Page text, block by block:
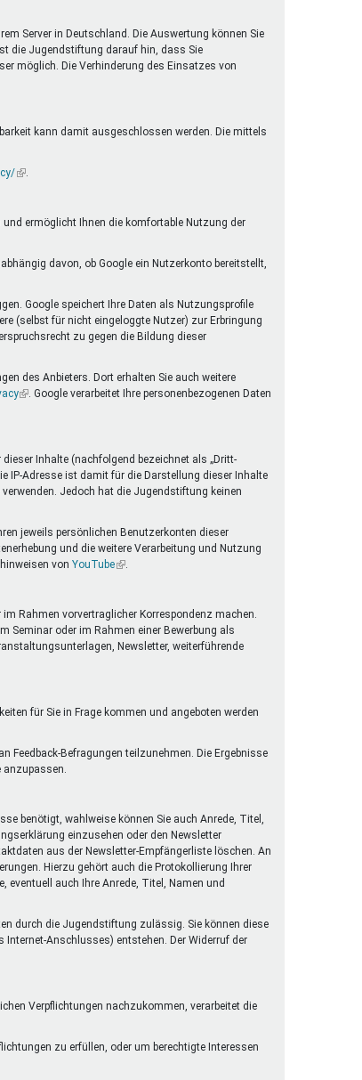
Server in Deutschland. Die Auswertung können Sie
die Jugendstiftung darauf hin, dass Sie
möglich. Die Verhinderung des Einsatzes von
kann damit ausgeschlossen werden. Die mittels
(Link
.
ermöglicht Ihnen die komfortable Nutzung der
davon, ob Google ein Nutzerkonto bereitstellt,
Google speichert Ihre Daten als Nutzungsprofile
(selbst für nicht eingeloggte Nutzer) zur Erbringung
zu gegen die Bildung dieser
des Anbieters. Dort erhalten Sie auch weitere
(Link. Google verarbeitet Ihre personenbezogenen Daten
Inhalte (nachfolgend bezeichnet als „Dritt-
IP-Adresse ist damit für die Darstellung dieser Inhalte
Jedoch hat die Jugendstiftung keinen
jeweils persönlichen Benutzerkonten dieser
und die weitere Verarbeitung und Nutzung
von YouTube(Link
.
Rahmen vorvertraglicher Korrespondenz machen.
Seminar oder im Rahmen einer Bewerbung als
Newsletter, weiterführende
für Sie in Frage kommen und angeboten werden
Feedback-Befragungen teilzunehmen. Die Ergebnisse
anzupassen.
benötigt, wahlweise können Sie auch Anrede, Titel,
einzusehen oder den Newsletter
aus der Newsletter-Empfängerliste löschen. An
Hierzu gehört auch die Protokollierung Ihrer
auch Ihre Anrede, Titel, Namen und
durch die Jugendstiftung zulässig. Sie können diese
Anschlusses) entstehen. Der Widerruf der
Verpflichtungen nachzukommen, verarbeitet die
zu erfüllen, oder um berechtigte Interessen